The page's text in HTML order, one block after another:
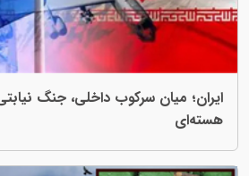
سرکوب داخلی، جنگ نیابتی و تهدید جهانی